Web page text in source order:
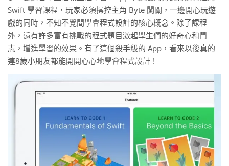
Swift 學習課程，玩家必須操控主角 Byte 闖關，一邊開心玩遊
戲的同時，不知不覺間學會程式設計的核心概念。除了課程
外，還有許多富有挑戰的程式題目激起學生們的好奇心和鬥
志，增進學習的效果。有了這個殺手級的 App，看來以後真的
連8歲小朋友都能開開心心地學會程式設計 !